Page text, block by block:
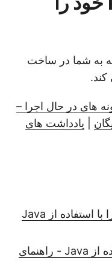
به شما در ساخت
های در حال اجرا –
|
یادداشت های
فایل های PDF محافظت شده را با استفاده از Java
مقایسه فایل های PDF با استفاده از Java - راهنمای